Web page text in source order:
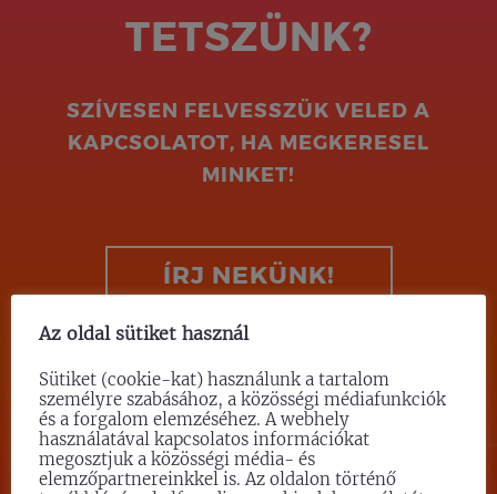
TETSZÜNK?
SZÍVESEN FELVESSZÜK VELED A
KAPCSOLATOT, HA MEGKERESEL
MINKET!
ÍRJ NEKÜNK!
Az oldal sütiket használ
Sütiket (cookie-kat) használunk a tartalom
személyre szabásához, a közösségi médiafunkciók
és a forgalom elemzéséhez. A webhely
használatával kapcsolatos információkat
megosztjuk a közösségi média- és
elemzőpartnereinkkel is. Az oldalon történő